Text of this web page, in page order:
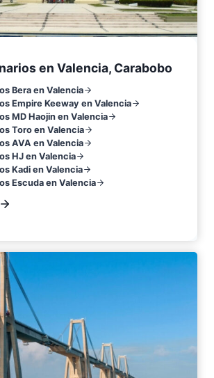
en Valencia, Carabobo
Bera en Valencia
Empire Keeway en Valencia
MD Haojin en Valencia
Toro en Valencia
AVA en Valencia
HJ en Valencia
Kadi en Valencia
Escuda en Valencia